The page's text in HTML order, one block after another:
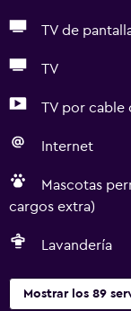
TV de
TV
TV por cable
Internet
Mascotas
cargos extra)
Lavandería
Mostrar los 89